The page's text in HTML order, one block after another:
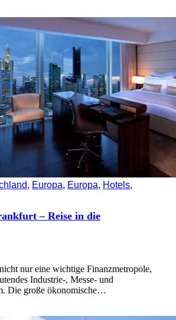
, Europa, Europa, Hotels,
– Reise in die
nur eine wichtige Finanzmetropole,
Industrie-, Messe- und
Die große ökonomische…